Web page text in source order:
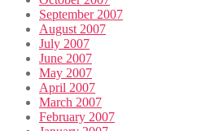
September 2007
August 2007
July 2007
June 2007
May 2007
April 2007
March 2007
February 2007